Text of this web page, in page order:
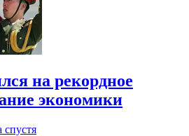
на рекордное
экономики
спустя